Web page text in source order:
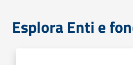
Esplora Enti e